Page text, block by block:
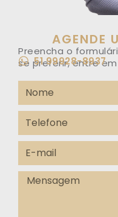
AGENDE
Preencha o
se preferir, entre
51 99928-8937